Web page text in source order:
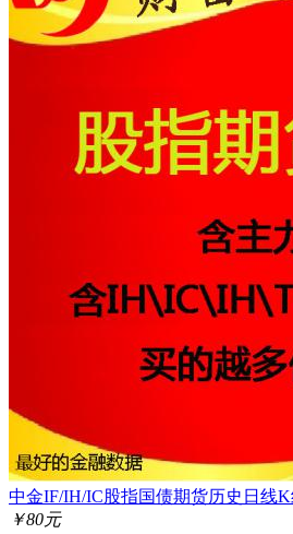
中金IF/IH/IC股指国债期货历史日线
￥80元